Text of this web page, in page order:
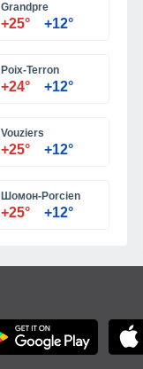
Grandpre
+25° +12°
Poix-Terron
+24° +12°
Vouziers
+25° +12°
Шомон-Porcien
+25° +12°